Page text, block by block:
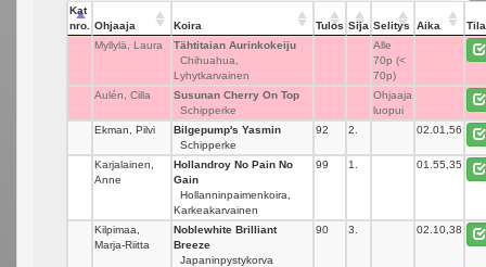
Kat
nro.
Ohjaaja Koira Tulos Sija Selitys Aika
Tila
Myllylä, Laura
Tähtitaian Aurinkokeiju
Chihuahua,
Lyhytkarvainen
Alle
70p (<
70p)
Aulén, Cilla
Susunan Cherry On Top
Schipperke
Ohjaaja
luopui
Ekman, Pilvi
Bilgepump's Yasmin
Schipperke
92 2. 02.01,56
Karjalainen,
Anne
Hollandroy No Pain No
Gain
Hollanninpaimenkoira,
Karkeakarvainen
99 1. 01.55,35
Kilpimaa,
Marja-Riitta
Noblewhite Brilliant
Breeze
Japaninpystykorva
90 3. 02.10,38